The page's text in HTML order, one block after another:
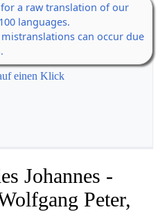
for a raw translation of our
languages.
can occur due
einen Klick
Johannes -
Peter,